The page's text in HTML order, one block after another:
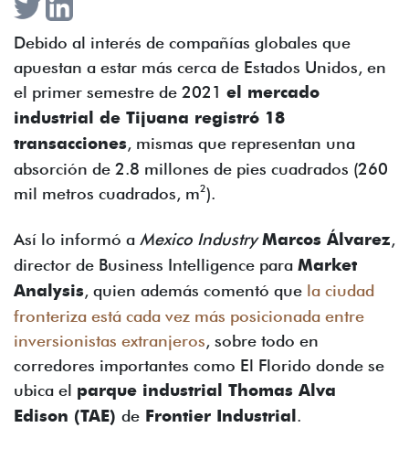
Debido al interés de compañías globales que
apuestan a estar más cerca de Estados Unidos, en
el primer semestre de 2021 el mercado
industrial de Tijuana registró 18
transacciones, mismas que representan una
absorción de 2.8 millones de pies cuadrados (260
mil metros cuadrados, m2).
Así lo informó a Mexico IndustryMarcos Álvarez,
director de Business Intelligence para Market
Analysis, quien además comentó que la ciudad
fronteriza está cada vez más posicionada entre
inversionistas extranjeros, sobre todo en
corredores importantes como El Florido donde se
ubica el parque industrial Thomas Alva
Edison (TAE) de Frontier Industrial .